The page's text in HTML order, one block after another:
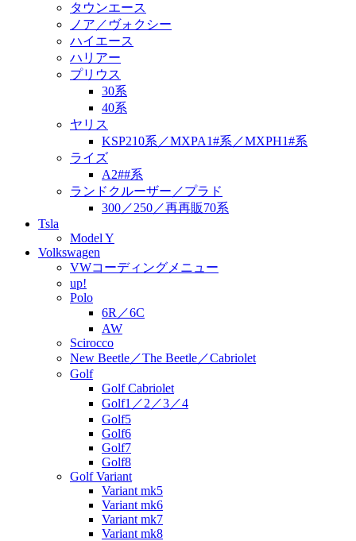
タウンエース
ノア／ヴォクシー
ハイエース
ハリアー
プリウス
30系
40系
ヤリス
KSP210系／MXPA1#系／MXPH1#系
ライズ
A2##系
ランドクルーザー／プラド
300／250／再再販70系
Tsla
Model Y
Volkswagen
VWコーディングメニュー
up!
Polo
6R／6C
AW
Scirocco
New Beetle／The Beetle／Cabriolet
Golf
Golf Cabriolet
Golf1／2／3／4
Golf5
Golf6
Golf7
Golf8
Golf Variant
Variant mk5
Variant mk6
Variant mk7
Variant mk8